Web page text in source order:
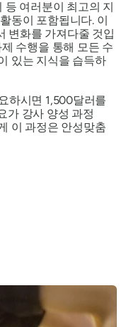
등 여러분이 최고의 지
동이 포함됩니다. 이
변화를 가져다줄 것입
수행을 통해 모든 수
있는 지식을 습득하
하시면 1,500달러를
가 강사 양성 과정
이 과정은 안성맞춤